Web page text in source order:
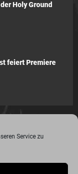
Service zu
Holy Ground
feiert Premiere